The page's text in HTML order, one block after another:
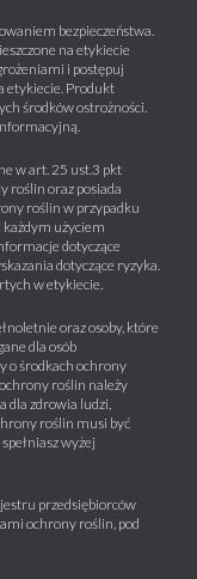
bezpieczeństwa.
na etykiecie
i postępuj
etykiecie. Produkt
środków ostrożności.
w art. 25 ust.3 pkt
roślin oraz posiada
roślin w przypadku
użyciem
dotyczące
dotyczące ryzyka.
w etykiecie.
oraz osoby, które
dla osób
o środkach ochrony
roślin należy
dla zdrowia ludzi,
roślin musi być
wyżej
przedsiębiorców
ochrony roślin, pod